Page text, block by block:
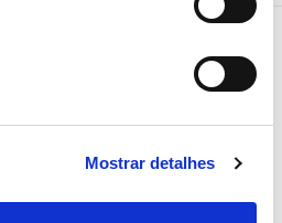
Mostrar detalhes